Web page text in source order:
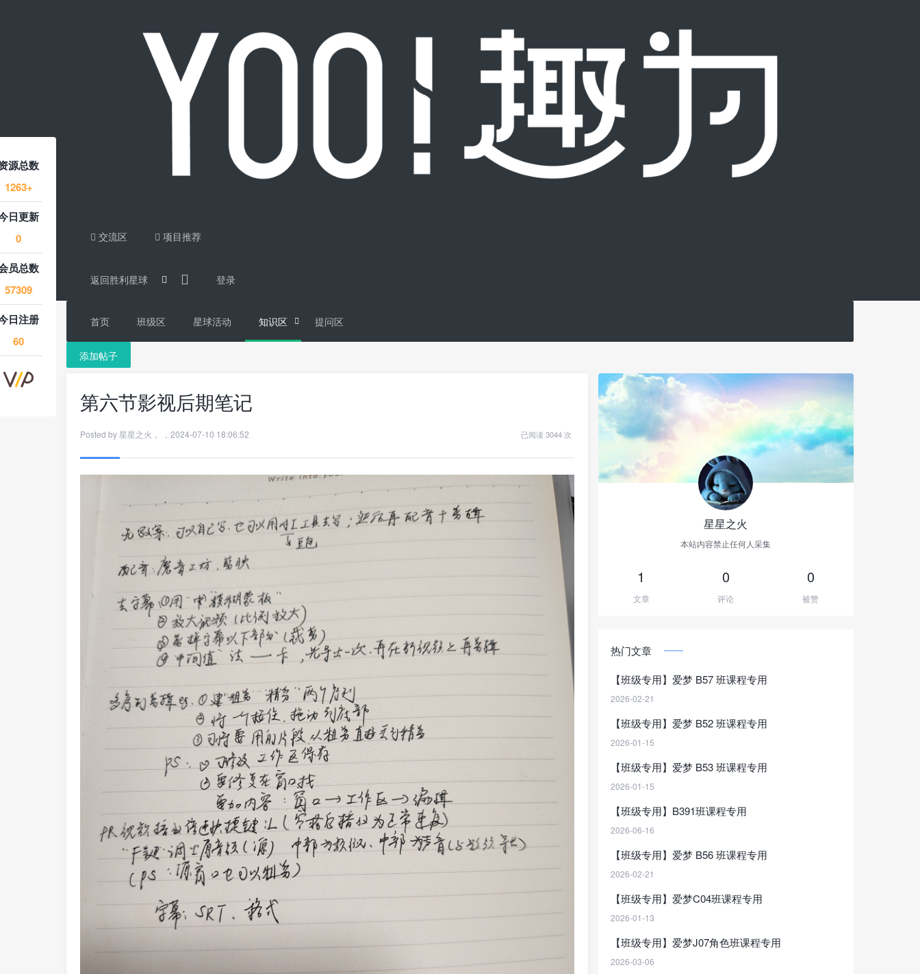
交流区 项目推荐
返回胜利星球 登录
首页 班级区 星球活动 知识区 提问区
添加帖子
第六节影视后期笔记
Posted by星星之火 ， ， 2024-07-10 18:06:52 已阅读 3044 次
星星之火
本站内容禁止任何人采集
1
文章
0
评论
0
被赞
热门文章
【班级专用】爱梦 B57 班课程专用
2026-02-21
【班级专用】爱梦 B52 班课程专用
2026-01-15
【班级专用】爱梦 B53 班课程专用
2026-01-15
【班级专用】B391班课程专用
2026-06-16
【班级专用】爱梦 B56 班课程专用
2026-02-21
【班级专用】爱梦C04班课程专用
2026-01-13
【班级专用】爱梦J07角色班课程专用
2026-03-06
源总数
1263+
日更新
0
员总数
57309
日注册
60